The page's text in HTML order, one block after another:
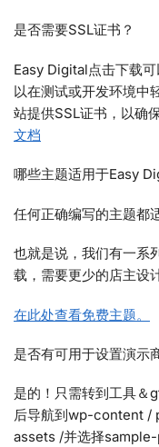
是否需要SSL证书？
Easy Digital点击下载
以在测试或开发环境中
站提供SSL证书，以确
文档
哪些主题适用于Easy
任何正确编写的主题都
也就是说，我们有一系
载，需要更少的店主设
在此处查看免费主题。
是否有可用于设置演示
是的！只需转到工具＆
后导航到wp-content
assets /并选择